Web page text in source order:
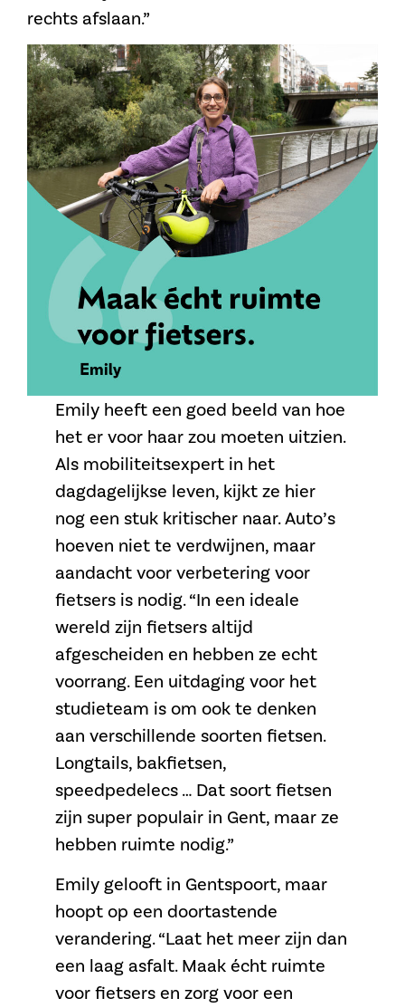
rechts afslaan.”
Emily heeft een goed beeld van hoe
het er voor haar zou moeten uitzien.
Als mobiliteitsexpert in het
dagdagelijkse leven, kijkt ze hier
nog een stuk kritischer naar. Auto’s
hoeven niet te verdwijnen, maar
aandacht voor verbetering voor
fietsers is nodig. “In een ideale
wereld zijn fietsers altijd
afgescheiden en hebben ze echt
voorrang. Een uitdaging voor het
studieteam is om ook te denken
aan verschillende soorten fietsen.
Longtails, bakfietsen,
speedpedelecs … Dat soort fietsen
zijn super populair in Gent, maar ze
hebben ruimte nodig.”
Emily gelooft in Gentspoort, maar
hoopt op een doortastende
verandering. “Laat het meer zijn dan
een laag asfalt. Maak écht ruimte
voor fietsers en zorg voor een